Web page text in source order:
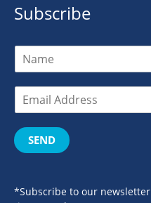
Subscribe
SEND
*Subscribe to our